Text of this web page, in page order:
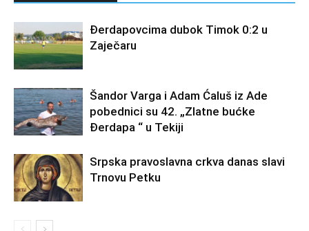
Đerdapovcima dubok Timok 0:2 u
Zaječaru
Šandor Varga i Adam Ćaluš iz Ade
pobednici su 42. „Zlatne bućke
Đerdapa “ u Tekiji
Srpska pravoslavna crkva danas slavi
Trnovu Petku